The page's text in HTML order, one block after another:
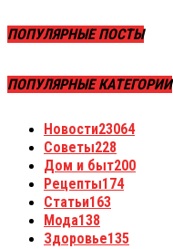
ПОПУЛЯРНЫЕ ПОСТЫ
ПОПУЛЯРНЫЕ КАТЕГОРИИ
Новости23064
Советы228
Дом и быт200
Рецепты174
Статьи163
Мода138
Здоровье135